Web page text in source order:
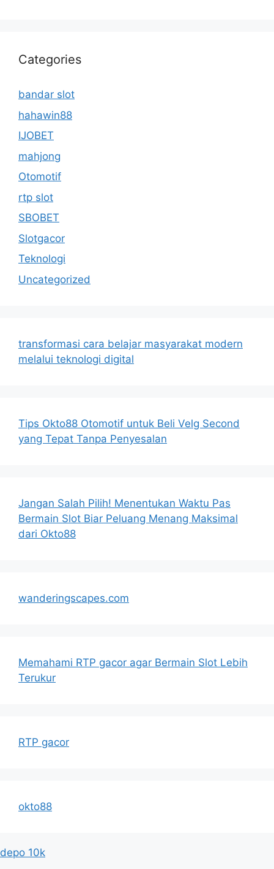
Categories
bandar slot
hahawin88
IJOBET
mahjong
Otomotif
rtp slot
SBOBET
Slotgacor
Teknologi
Uncategorized
transformasi cara belajar masyarakat modern
melalui teknologi digital
Tips Okto88 Otomotif untuk Beli Velg Second
yang Tepat Tanpa Penyesalan
Jangan Salah Pilih! Menentukan Waktu Pas
Bermain Slot Biar Peluang Menang Maksimal
dari Okto88
wanderingscapes.com
Memahami RTP gacor agar Bermain Slot Lebih
Terukur
RTP gacor
okto88
depo 10k